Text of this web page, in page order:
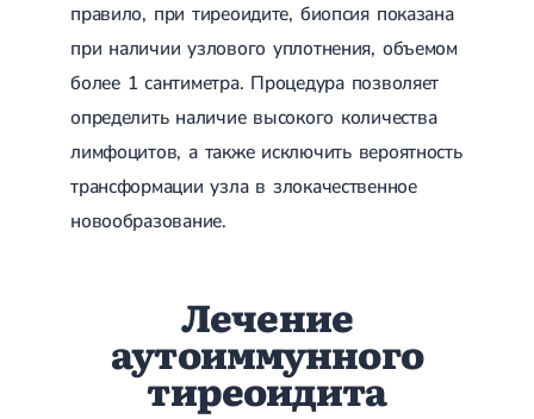
правило, при тиреоидите, биопсия показана
при наличии узлового уплотнения, объемом
более 1 сантиметра. Процедура позволяет
определить наличие высокого количества
лимфоцитов, а также исключить вероятность
трансформации узла в злокачественное
новообразование.
Лечение
аутоиммунного
тиреоидита